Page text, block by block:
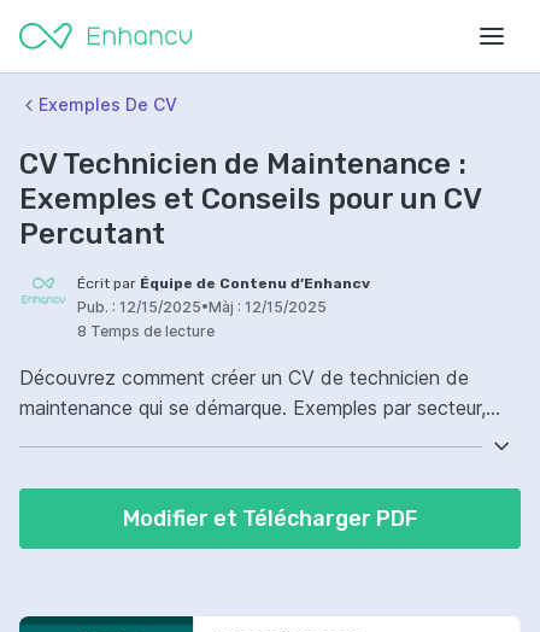
Exemples De CV
CV Technicien de Maintenance :
Exemples et Conseils pour un CV
Percutant
Écrit par Équipe de Contenu d’Enhancv
Pub. : 12/15/2025•Màj : 12/15/2025
8 Temps de lecture
Découvrez comment créer un CV de technicien de
maintenance qui se démarque. Exemples par secteur,
Modifier et Télécharger PDF